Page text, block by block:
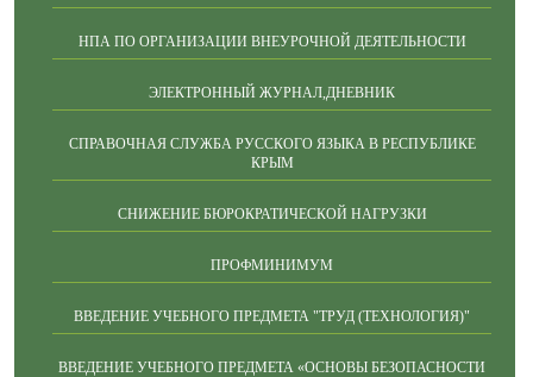
НПА ПО ОРГАНИЗАЦИИ ВНЕУРОЧНОЙ ДЕЯТЕЛЬНОСТИ
ЭЛЕКТРОННЫЙ ЖУРНАЛ,ДНЕВНИК
СПРАВОЧНАЯ СЛУЖБА РУССКОГО ЯЗЫКА В РЕСПУБЛИКЕ
КРЫМ
СНИЖЕНИЕ БЮРОКРАТИЧЕСКОЙ НАГРУЗКИ
ПРОФМИНИМУМ
ВВЕДЕНИЕ УЧЕБНОГО ПРЕДМЕТА "ТРУД (ТЕХНОЛОГИЯ)"
ВВЕДЕНИЕ УЧЕБНОГО ПРЕДМЕТА «ОСНОВЫ БЕЗОПАСНОСТИ